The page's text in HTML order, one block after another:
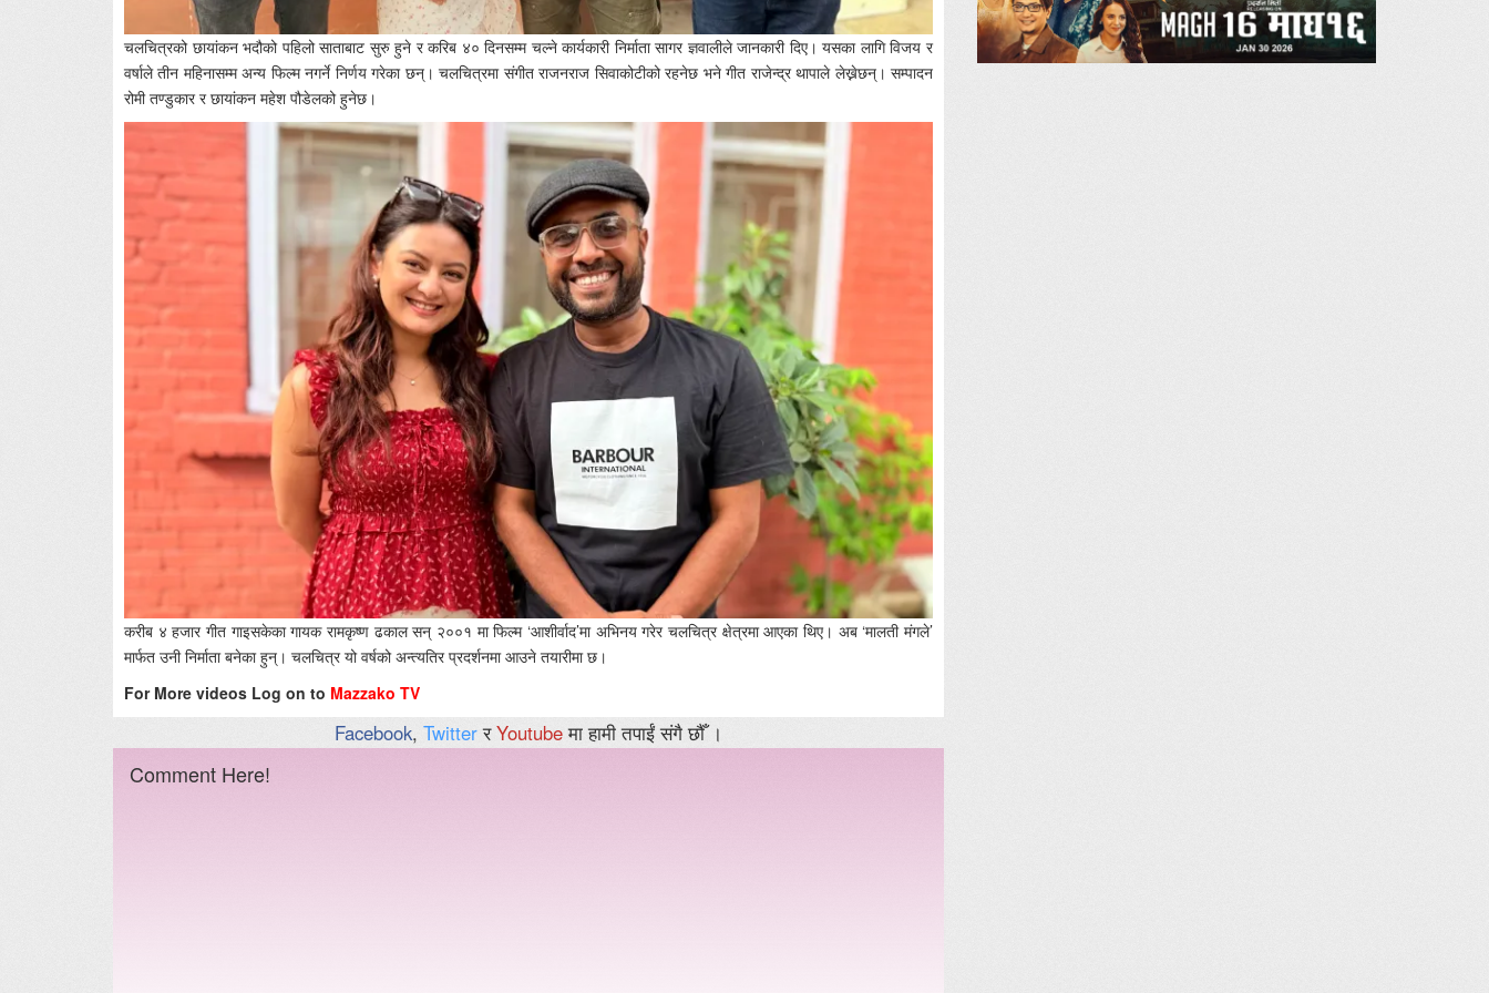
चलचित्रको छायांकन भदौको पहिलो साताबाट सुरु हुने र करिब ४० दिनसम्म चल्ने कार्यकारी निर्माता सागर ज्ञवालीले जानकारी दिए। यसका लागि विजय र
वर्षाले तीन महिनासम्म अन्य फिल्म नगर्ने निर्णय गरेका छन्। चलचित्रमा संगीत राजनराज सिवाकोटीको रहनेछ भने गीत राजेन्द्र थापाले लेख्नेछन्। सम्पादन
रोमी तण्डुकार र छायांकन महेश पौडेलको हुनेछ।
करीब ४ हजार गीत गाइसकेका गायक रामकृष्ण ढकाल सन् २००१ मा फिल्म ‘आशीर्वाद’मा अभिनय गरेर चलचित्र क्षेत्रमा आएका थिए। अब ‘मालती मंगले’
मार्फत उनी निर्माता बनेका हुन्। चलचित्र यो वर्षको अन्त्यतिर प्रदर्शनमा आउने तयारीमा छ।
For More videos Log on to Mazzako TV
Facebook, TwitterरYoutubeमा हामी तपाईं संगै छौँ ।
Comment Here!